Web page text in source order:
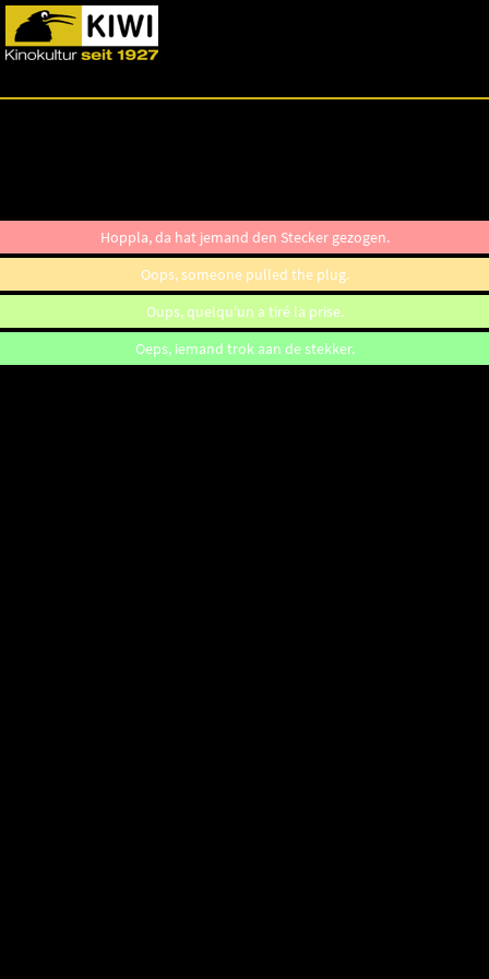
Hoppla, da hat jemand den Stecker gezogen.
Oops, someone pulled the plug.
Oups, quelqu'un a tiré la prise.
Oeps, iemand trok aan de stekker.